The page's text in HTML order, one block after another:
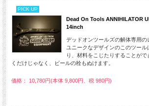
PICK UP
Dead On Tools ANNIHILATOR
14inch
デッドオンツールズの解体専用の
ユニークなデザインのこのツール
り、材料をこじたりすることが
くだけじゃなく、ビールの栓もぬけます。
価格： 10,780円(本体 9,800円、税 980円)